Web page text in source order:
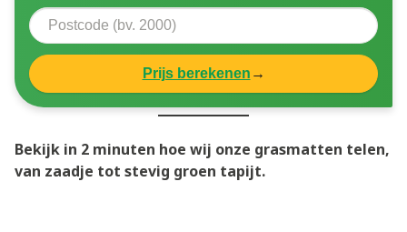
Prijs berekenen →
Bekijk in 2 minuten hoe wij onze grasmatten telen,
van zaadje tot stevig groen tapijt.